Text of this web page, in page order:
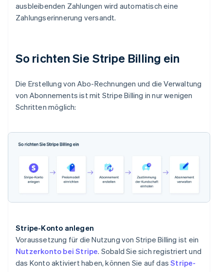
ausbleibenden Zahlungen wird automatisch eine
Zahlungserinnerung versandt.
So richten Sie Stripe Billing ein
Die Erstellung von Abo-Rechnungen und die Verwaltung
von Abonnements ist mit Stripe Billing in nur wenigen
Schritten möglich:
Stripe-Konto anlegen
Voraussetzung für die Nutzung von Stripe Billing ist ein
Nutzerkonto bei Stripe. Sobald Sie sich registriert und
das Konto aktiviert haben, können Sie auf dasStripe-